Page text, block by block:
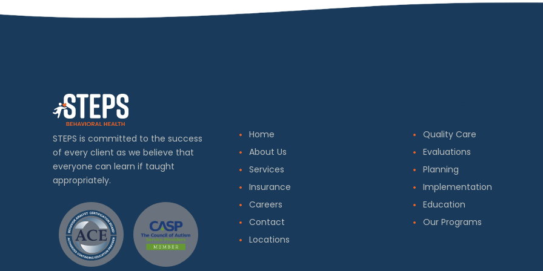
STEPS is committed to the success
of every client as we believe that
everyone can learn if taught
appropriately.
Home
About Us
Services
Insurance
Careers
Contact
Locations
Quality Care
Evaluations
Planning
Implementation
Education
Our Programs